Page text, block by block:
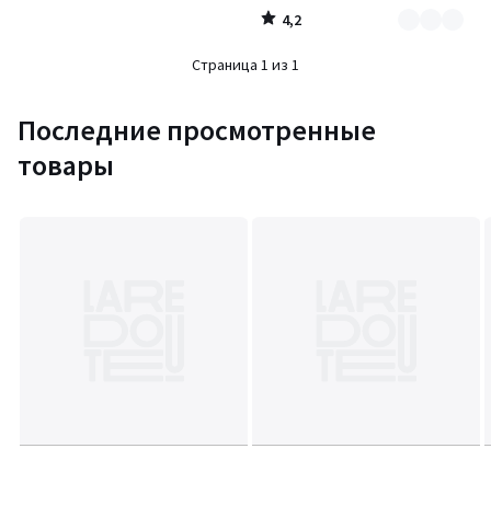
4,2
/
Страница 1 из 1
Последние просмотренные
товары